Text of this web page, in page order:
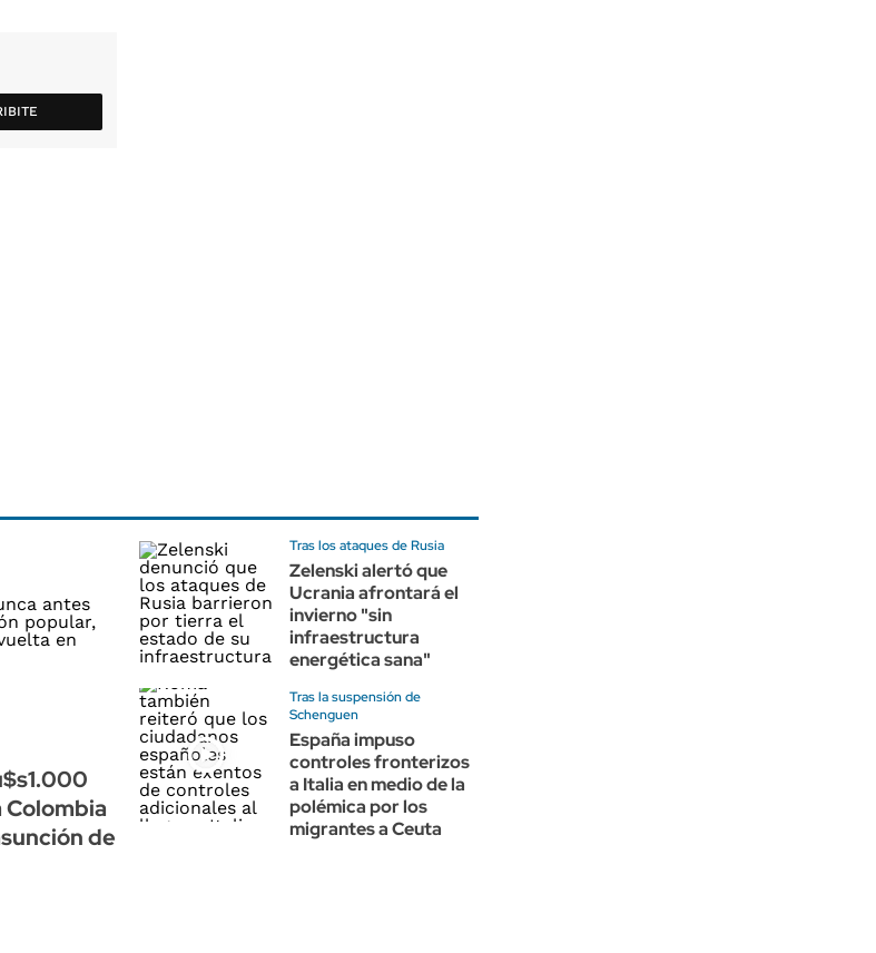
Colombia
de
Tras los ataques de Rusia
Zelenski alertó que
Ucrania afrontará el
invierno "sin
infraestructura
energética sana"
Tras la suspensión de
Schenguen
España impuso
controles fronterizos
a Italia en medio de la
polémica por los
migrantes a Ceuta